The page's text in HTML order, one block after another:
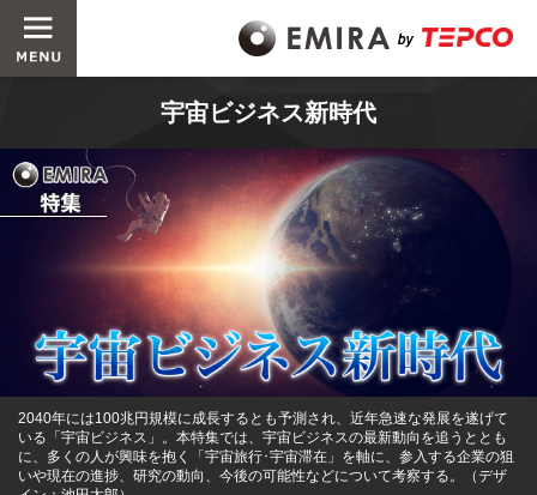
宇宙ビジネス新時代
2040年には100兆円規模に成長するとも予測され、近年急速な発展を遂げて
いる「宇宙ビジネス」。本特集では、宇宙ビジネスの最新動向を追うととも
に、多くの人が興味を抱く「宇宙旅行･宇宙滞在」を軸に、参入する企業の狙
いや現在の進捗、研究の動向、今後の可能性などについて考察する。（デザ